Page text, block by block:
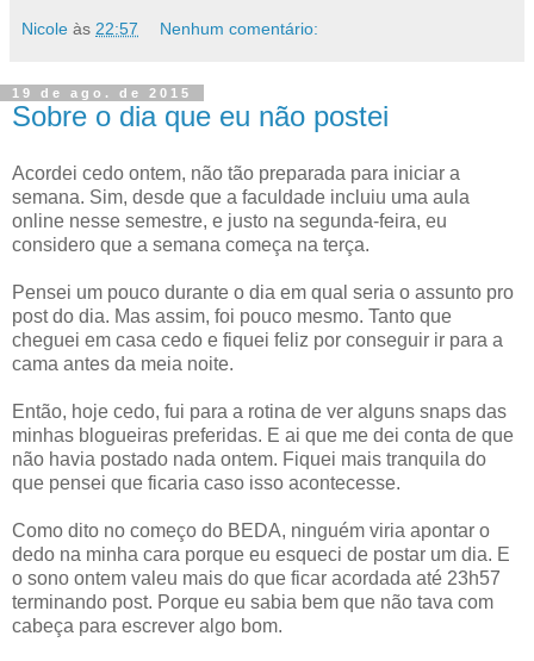
Nicole às 22:57 Nenhum comentário:
19 de ago. de 2015
Sobre o dia que eu não postei
Acordei cedo ontem, não tão preparada para iniciar a
semana. Sim, desde que a faculdade incluiu uma aula
online nesse semestre, e justo na segunda-feira, eu
considero que a semana começa na terça.
Pensei um pouco durante o dia em qual seria o assunto pro
post do dia. Mas assim, foi pouco mesmo. Tanto que
cheguei em casa cedo e fiquei feliz por conseguir ir para a
cama antes da meia noite.
Então, hoje cedo, fui para a rotina de ver alguns snaps das
minhas blogueiras preferidas. E ai que me dei conta de que
não havia postado nada ontem. Fiquei mais tranquila do
que pensei que ficaria caso isso acontecesse.
Como dito no começo do BEDA, ninguém viria apontar o
dedo na minha cara porque eu esqueci de postar um dia. E
o sono ontem valeu mais do que ficar acordada até 23h57
terminando post. Porque eu sabia bem que não tava com
cabeça para escrever algo bom.